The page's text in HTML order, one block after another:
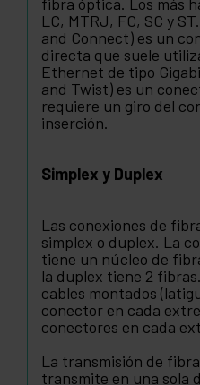
LC, MTRJ, FC, SC y
and Connect) es un
directa que suele
Ethernet de tipo
and Twist) es un
requiere un giro del
inserción.
Simplex y Duplex
Las conexiones de
simplex o duplex. La
tiene un núcleo de
la duplex tiene 2
cables montados
conector en cada
conectores en cada
La transmisión de
transmite en una sola